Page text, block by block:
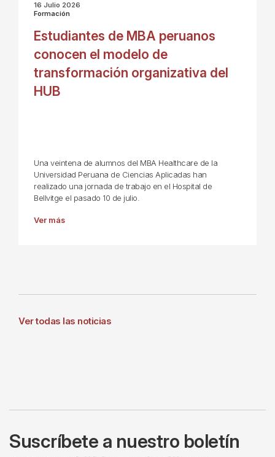
16 Julio 2026
Formación
Estudiantes de MBA peruanos
conocen el modelo de
transformación organizativa del
HUB
Una veintena de alumnos del MBA Healthcare de la
Universidad Peruana de Ciencias Aplicadas han
realizado una jornada de trabajo en el Hospital de
Bellvitge el pasado 10 de julio.
Ver más
Ver todas las noticias
Suscríbete a nuestro boletín